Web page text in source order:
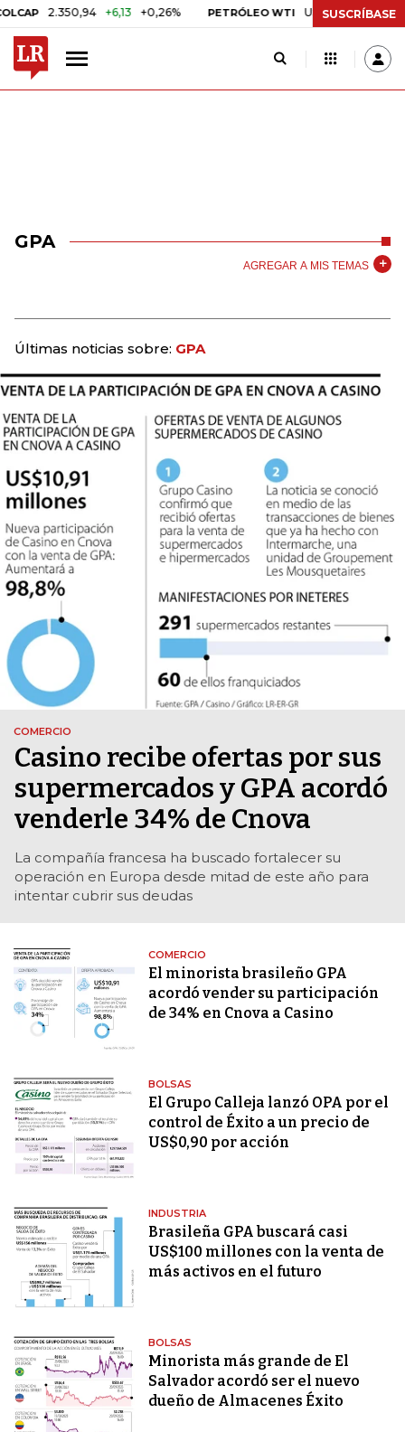
2.350,94 +6,13 +0,26% PETRÓLEO WTI US$ 78,01 US$ 2,92
SUSCRÍBASE
GPA
AGREGAR A MIS TEMAS
Últimas noticias sobre: GPA
COMERCIO
Casino recibe ofertas por sus
supermercados y GPA acordó
venderle 34% de Cnova
La compañía francesa ha buscado fortalecer su
operación en Europa desde mitad de este año para
intentar cubrir sus deudas
COMERCIO
El minorista brasileño GPA
acordó vender su participación
de 34% en Cnova a Casino
BOLSAS
El Grupo Calleja lanzó OPA por el
control de Éxito a un precio de
US$0,90 por acción
INDUSTRIA
Brasileña GPA buscará casi
US$100 millones con la venta de
más activos en el futuro
BOLSAS
Minorista más grande de El
Salvador acordó ser el nuevo
dueño de Almacenes Éxito